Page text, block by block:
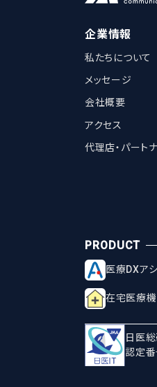
企業情報
私たちについて
メッセージ
会社概要
アクセス
代理店・パート
医療DXア
在宅医療機
日医
認定